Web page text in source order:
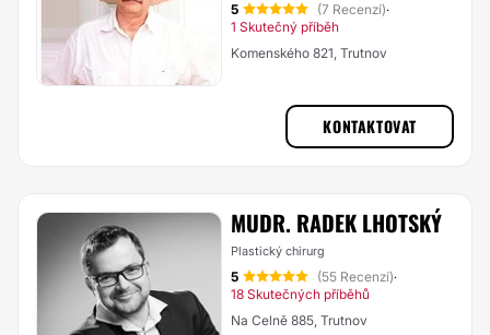
5 (7 Recenzí)·
1 Skutečný příběh
Komenského 821, Trutnov
KONTAKTOVAT
MUDR. RADEK LHOTSKÝ
Plastický chirurg
5 (55 Recenzí)·
18 Skutečných příběhů
Na Celně 885, Trutnov